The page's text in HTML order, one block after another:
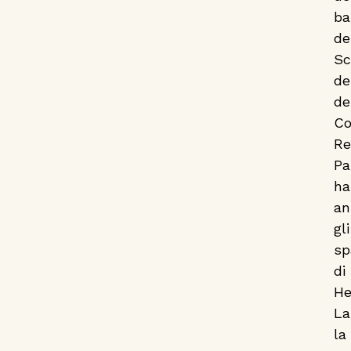
ha
gli
di
la